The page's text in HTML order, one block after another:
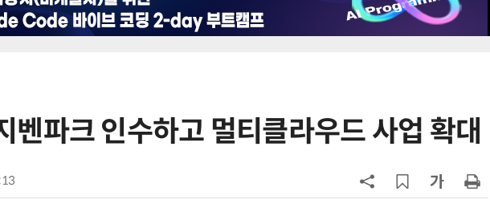
벤파크 인수하고 멀티클라우드 사업 확대
6
앤트로픽·오픈AI 이어 메타도…AI
'모두의 AI' 컨소시엄 영입 경쟁 불붙